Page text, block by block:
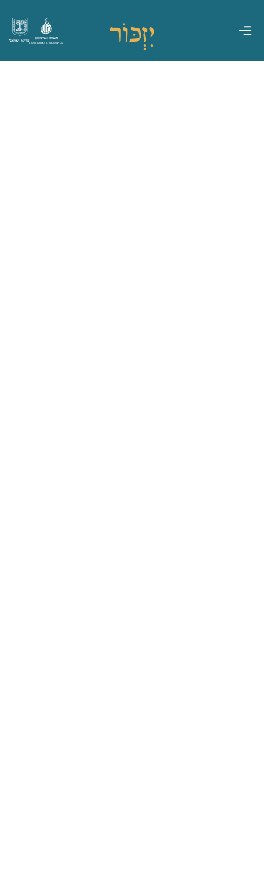
מדינת ישראל
משרד הביטחון
אגף משפחות, הנצחה ומורשת